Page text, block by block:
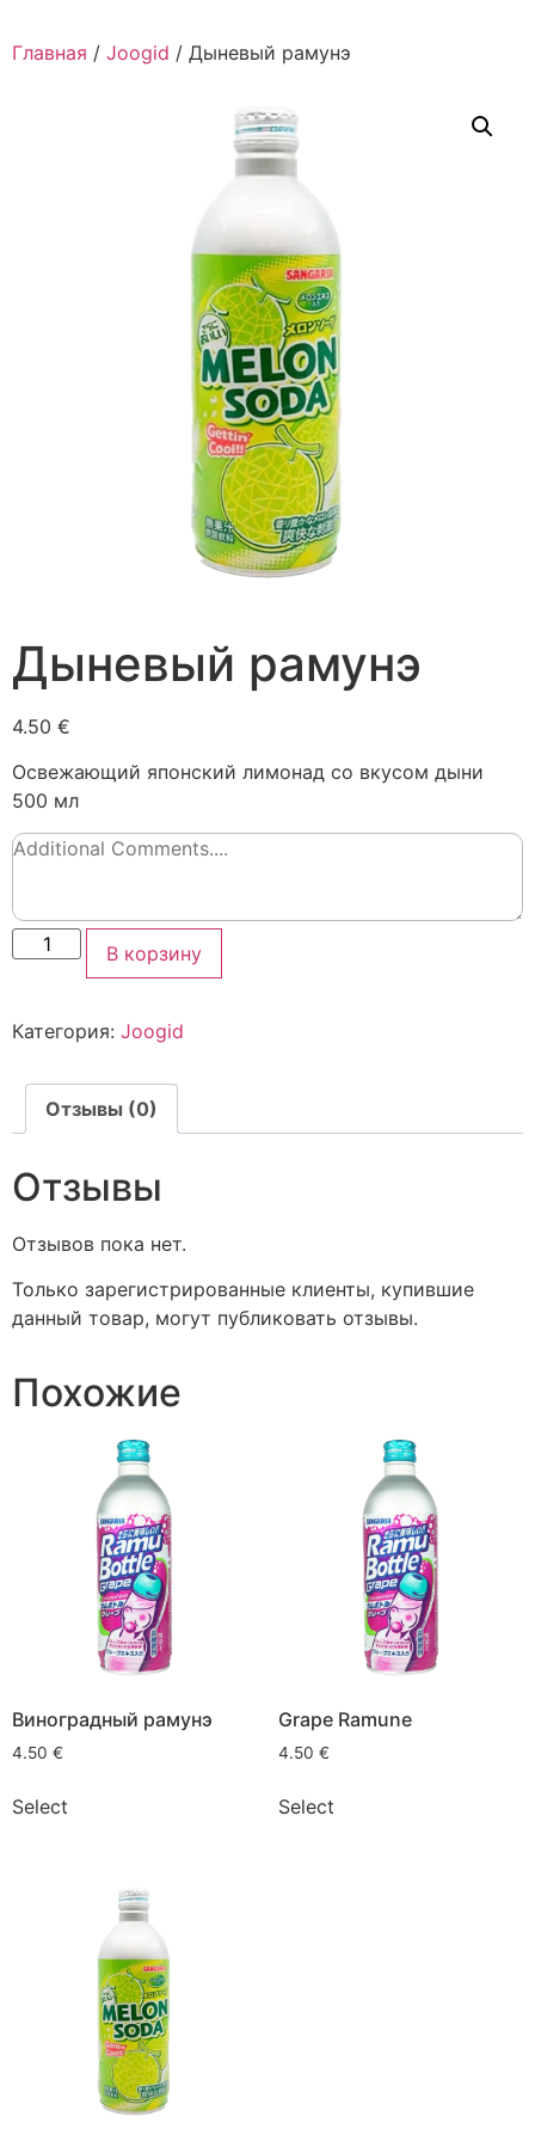
Главная / Joogid / Дыневый рамунэ
Дыневый рамунэ
4.50 €
Освежающий японский лимонад со вкусом дыни
500 мл
В корзину
Категория: Joogid
Отзывы (0)
Отзывы
Отзывов пока нет.
Только зарегистрированные клиенты, купившие
данный товар, могут публиковать отзывы.
Похожие
Виноградный рамунэ
4.50 €
Select
Grape Ramune
4.50 €
Select